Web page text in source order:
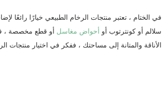
في الختام ، تعتبر منتجات الرخام الطبيعي خيارًا رائعًا
سلالم أو كونترتوب أو
أحواض مغاسل أو قطع مخصصة ،
الأناقة والمتانة إلى مساحتك ، ففكر في اختيار منتجات